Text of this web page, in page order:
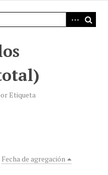
Etiqueta
Fecha de agregación